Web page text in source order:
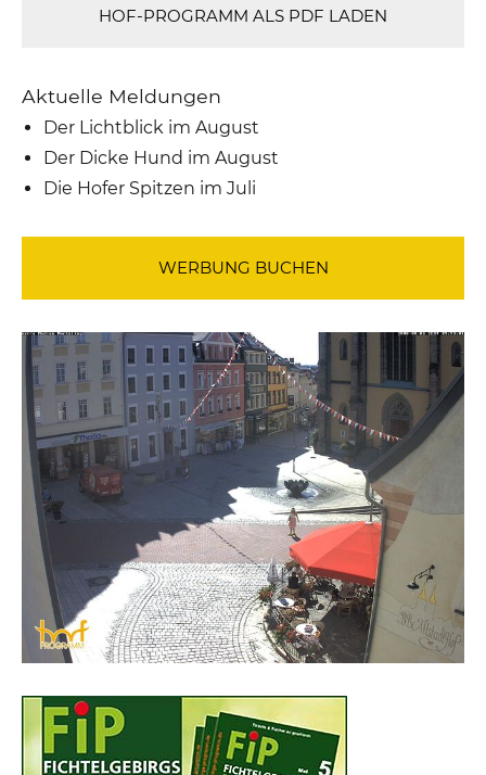
HOF-PROGRAMM ALS PDF LADEN
Aktuelle Meldungen
Der Lichtblick im August
Der Dicke Hund im August
Die Hofer Spitzen im Juli
WERBUNG BUCHEN